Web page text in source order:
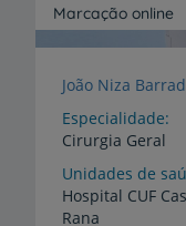
Marcação online
João Niza
Especialidade
Cirurgia Geral
Unidades de
Hospital CUF
Rana